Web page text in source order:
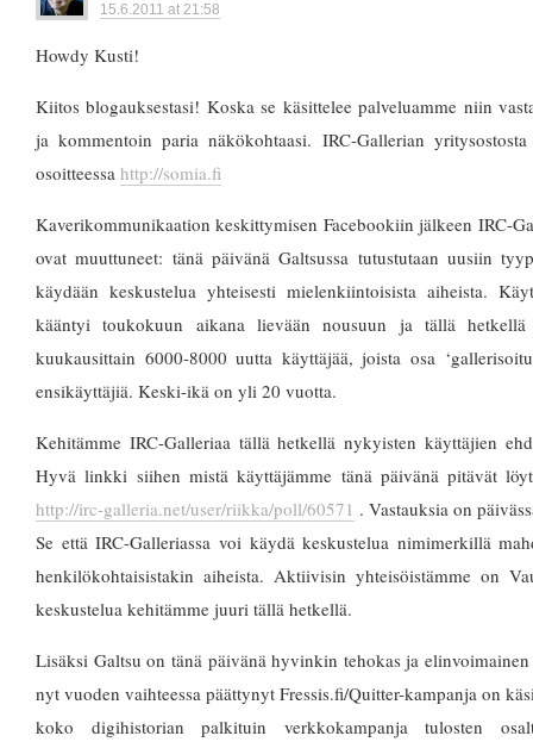
15.6.2011 at 21:58
Howdy Kusti!
Kiitos blogauksestasi! Koska se käsittelee palveluamme niin
ja kommentoin paria näkökohtaasi. IRC-Gallerian
osoitteessa http://somia.fi
Kaverikommunikaation keskittymisen Facebookiin jälkeen IRC-
ovat muuttuneet: tänä päivänä Galtsussa tutustutaan uusiin
käydään keskustelua yhteisesti mielenkiintoisista aiheista.
kääntyi toukokuun aikana lievään nousuun ja tällä
kuukausittain 6000-8000 uutta käyttäjää, joista osa
ensikäyttäjiä. Keski-ikä on yli 20 vuotta.
Kehitämme IRC-Galleriaa tällä hetkellä nykyisten käyttäjien
Hyvä linkki siihen mistä käyttäjämme tänä päivänä pitävät
http://irc-galleria.net/user/riikka/poll/60571 . Vastauksia on
Se että IRC-Galleriassa voi käydä keskustelua nimimerkillä
henkilökohtaisistakin aiheista. Aktiivisin yhteisöistämme on
keskustelua kehitämme juuri tällä hetkellä.
Lisäksi Galtsu on tänä päivänä hyvinkin tehokas ja
nyt vuoden vaihteessa päättynyt Fressis.fi/Quitter-kampanja on
koko digihistorian palkituin verkkokampanja tulosten